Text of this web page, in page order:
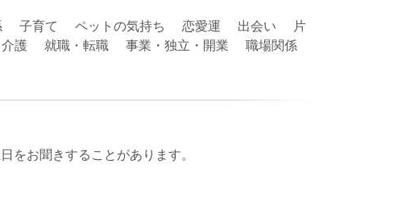
育て ペットの気持ち 恋愛運 出会い 片
護 就職・転職 事業・独立・開業 職場関係
をお聞きすることがあります。